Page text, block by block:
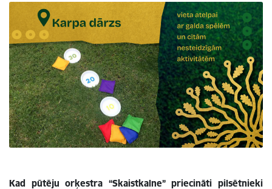
Kad pūtēju orķestra “Skaistkalne” priecināti pilsētnieki